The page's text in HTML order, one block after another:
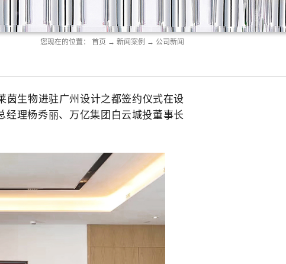
您现在的位置： 首页 → 新闻案例 → 公司新闻
茵生物进驻广州设计之都签约仪式在设
经理杨秀丽、万亿集团白云城投董事长